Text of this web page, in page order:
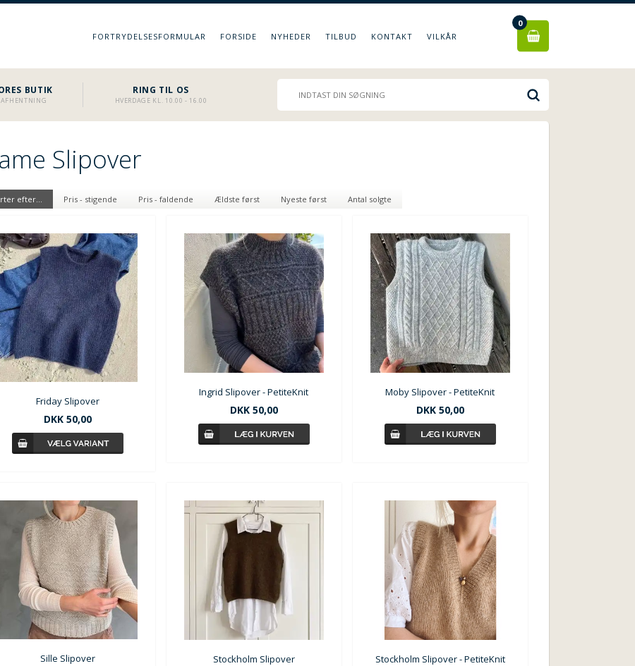
FORTRYDELSESFORMULAR FORSIDE NYHEDER TILBUD KONTAKT VILKÅR
0
BUTIK RING TIL OS
HVERDAGE KL. 10.00 - 16.00
Slipover
efter... Pris - stigende Pris - faldende Ældste først Nyeste først Antal solgte
Friday Slipover
DKK 50,00
Ingrid Slipover - PetiteKnit
DKK50,00
Moby Slipover - PetiteKnit
DKK50,00
Sille Slipover Stockholm Slipover Stockholm Slipover - PetiteKnit